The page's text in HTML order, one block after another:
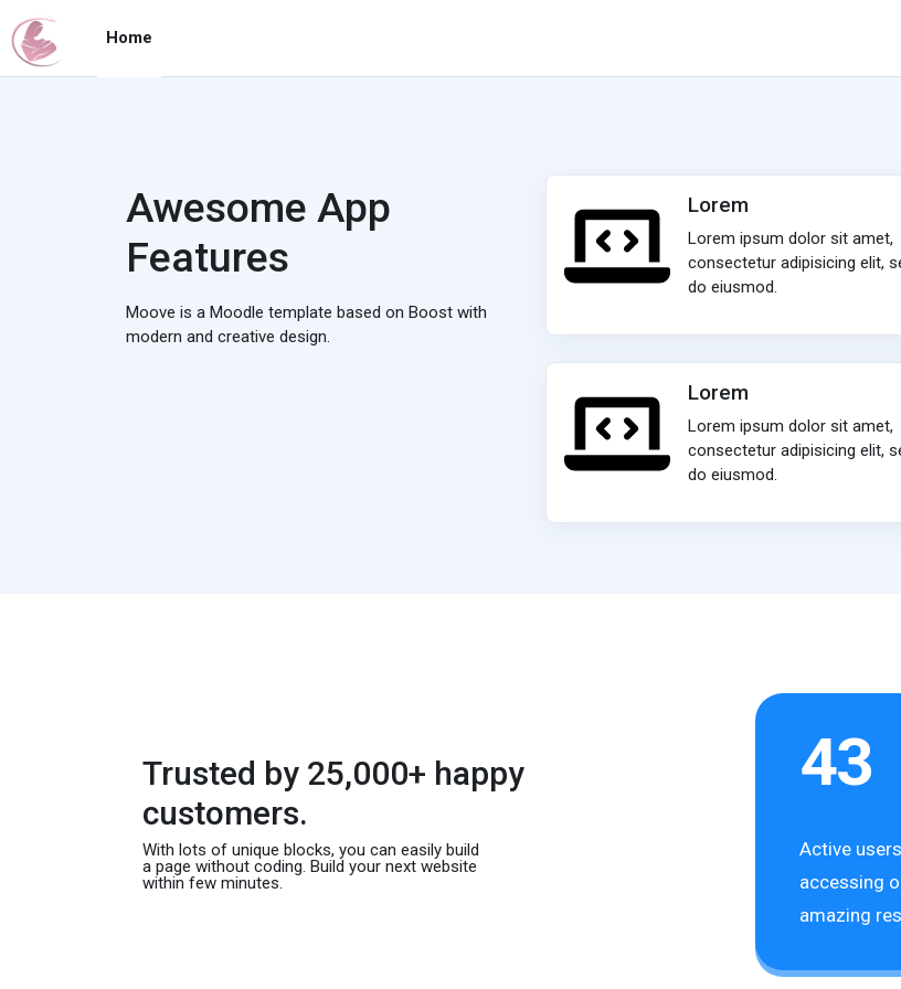
Home
Awesome App
Features
Moove is a Moodle template based on Boost with
modern and creative design.
Lorem
Lorem ipsum dolor sit amet,
consectetur adipisicing elit,
do eiusmod.
Lorem
Lorem ipsum dolor sit amet,
consectetur adipisicing elit,
do eiusmod.
Trusted by 25,000+ happy
customers.
With lots of unique blocks, you can easily build
a page without coding. Build your next website
within few minutes.
43
Active users
accessing
amazing